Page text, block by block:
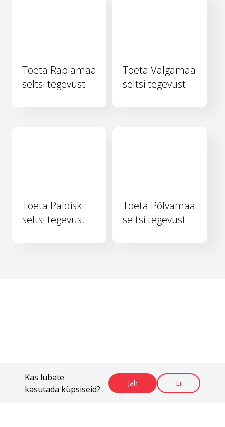
Kas lubate
kasutada küpsiseid?
Jah Ei
Toeta Raplamaa
seltsi tegevust
Toeta Valgamaa
seltsi tegevust
Toeta Paldiski
seltsi tegevust
Toeta Põlvamaa
seltsi tegevust